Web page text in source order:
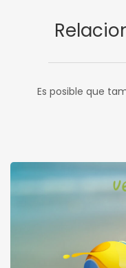
Es posible que